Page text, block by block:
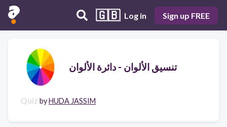
🇬🇧 Log in Sign up FREE
تنسيق الألوان - دائرة الألوان
Quiz byHUDA JASSIM